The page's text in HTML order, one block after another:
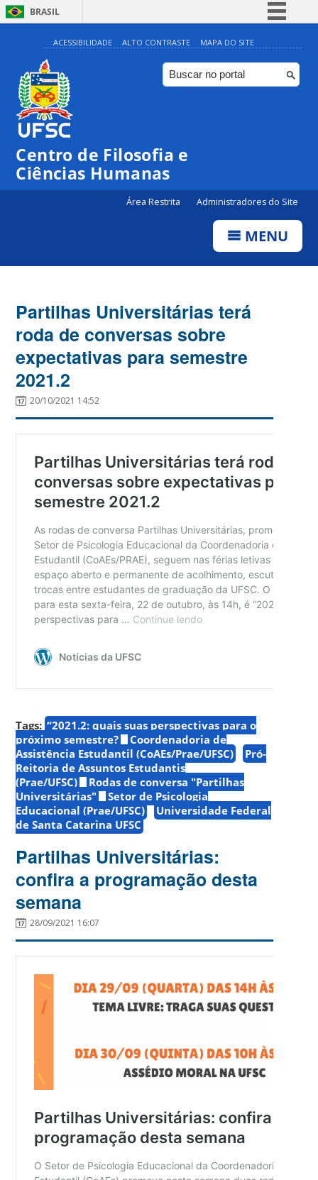
BRASIL
Simplifique!
Comunica BR
Participe
ACESSIBILIDADE ALTO CONTRASTE MAPA DO SITE
Centro de Filosofia e
Ciências Humanas
Área Restrita Administradores do Site
MENU
Partilhas Universitárias terá
roda de conversas sobre
expectativas para semestre
2021.2
20/10/2021 14:52
Tags: “2021.2: quais suas perspectivas para o
próximo semestre?
Coordenadoria de
Assistência Estudantil (CoAEs/Prae/UFSC)
Pró-
Reitoria de Assuntos Estudantis
(Prae/UFSC)
Rodas de conversa "Partilhas
Universitárias"
Setor de Psicologia
Educacional (Prae/UFSC)
Universidade Federal
de Santa Catarina UFSC
Partilhas Universitárias:
confira a programação desta
semana
28/09/2021 16:07